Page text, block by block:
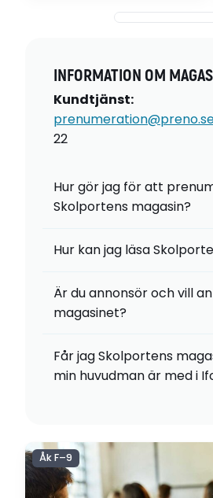
INFORMATION OM
Kundtjänst:
pren
22
Hur gör jag för att
Skolportens magasin?
Hur kan jag läsa
Är du annonsör och vill
magasinet?
Får jag Skolportens
min huvudman är med i
Åk F–9